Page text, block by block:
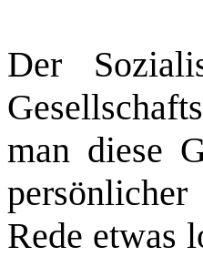
Der
man diese
Rede etwas